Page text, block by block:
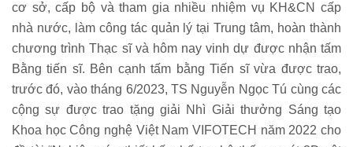
cơ sở, cấp bộ và tham gia nhiều nhiệm vụ KH&CN cấp
nhà nước, làm công tác quản lý tại Trung tâm, hoàn thành
chương trình Thạc sĩ và hôm nay vinh dự được nhận tấm
Bằng tiến sĩ. Bên cạnh tấm bằng Tiến sĩ vừa được trao,
trước đó, vào tháng 6/2023, TS Nguyễn Ngọc Tú cùng các
cộng sự được trao tặng giải Nhì Giải thưởng Sáng tạo
Khoa học Công nghệ Việt Nam VIFOTECH năm 2022 cho